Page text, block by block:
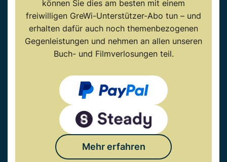
können Sie dies am besten mit einem
freiwilligen GreWi-Unterstützer-Abo tun – und
erhalten dafür auch noch themenbezogenen
Gegenleistungen und nehmen an allen unseren
Buch- und Filmverlosungen teil.
Mehr erfahren